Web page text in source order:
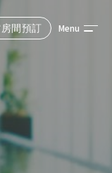
間預訂 Menu